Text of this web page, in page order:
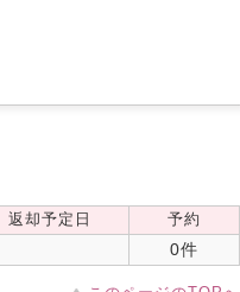
返却予定日 予約
0件